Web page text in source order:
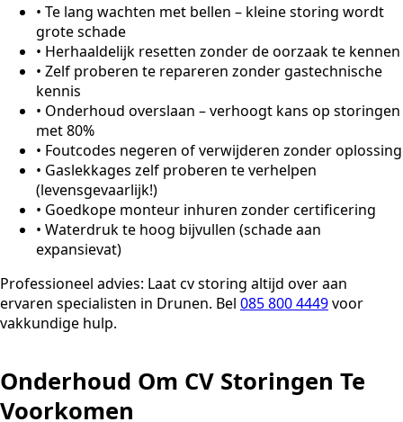
• Te lang wachten met bellen – kleine storing wordt
grote schade
• Herhaaldelijk resetten zonder de oorzaak te kennen
• Zelf proberen te repareren zonder gastechnische
kennis
• Onderhoud overslaan – verhoogt kans op storingen
met 80%
• Foutcodes negeren of verwijderen zonder oplossing
• Gaslekkages zelf proberen te verhelpen
(levensgevaarlijk!)
• Goedkope monteur inhuren zonder certificering
• Waterdruk te hoog bijvullen (schade aan
expansievat)
Professioneel advies: Laat cv storing altijd over aan
ervaren specialisten in Drunen. Bel 085 800 4449voor
vakkundige hulp.
Onderhoud Om CV Storingen Te
Voorkomen